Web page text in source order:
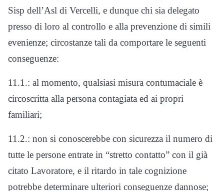
Sisp dell’Asl di Vercelli, e dunque chi sia delegato
presso di loro al controllo e alla prevenzione di simili
evenienze; circostanze tali da comportare le seguenti
conseguenze:
11.1.: al momento, qualsiasi misura contumaciale è
circoscritta alla persona contagiata ed ai propri
familiari;
11.2.: non si conoscerebbe con sicurezza il numero di
tutte le persone entrate in “stretto contatto” con il già
citato Lavoratore, e il ritardo in tale cognizione
potrebbe determinare ulteriori conseguenze dannose;